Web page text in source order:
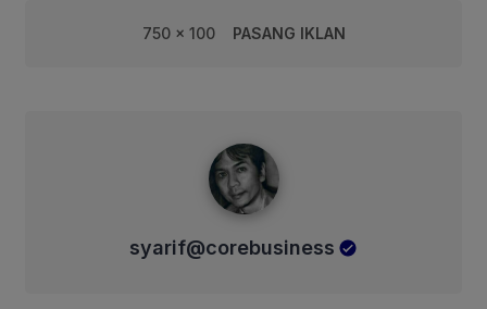
750 x 100 PASANG IKLAN
syarif@corebusiness